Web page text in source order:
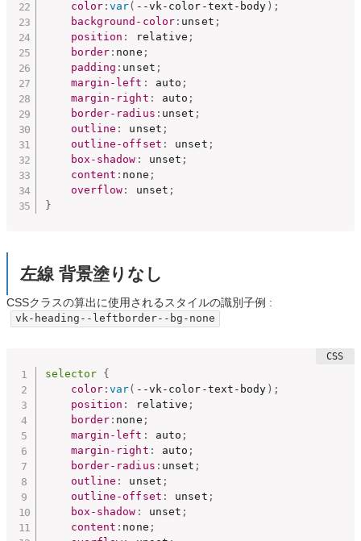
color :var( --vk-color-text-body ) ;
background-color : unset ;
position : relative ;
border : none ;
padding : unset ;
margin-left : auto ;
margin-right : auto ;
border-radius : unset ;
outline : unset ;
outline-offset : unset ;
box-shadow : unset ;
content : none ;
overflow : unset ;
}
左線 背景塗りなし
CSSクラスの算出に使用されるスタイルの識別子例 :
vk-heading--leftborder--bg-none
selector {
color :var( --vk-color-text-body ) ;
position : relative ;
border : none ;
margin-left : auto ;
margin-right : auto ;
border-radius : unset ;
outline : unset ;
outline-offset : unset ;
box-shadow : unset ;
content : none ;